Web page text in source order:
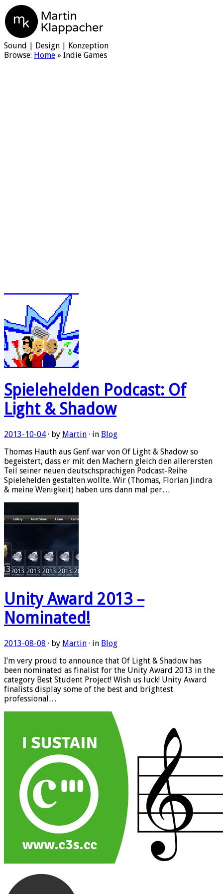
Martin Klappacher
Sound | Design | Konzeption
Browse: Home » Indie Games
Spielehelden Podcast: Of
Light & Shadow
2013-10-04 · by Martin · in Blog
Thomas Hauth aus Genf war von Of Light & Shadow so
begeistert, dass er mit den Machern gleich den allerersten
Teil seiner neuen deutschsprachigen Podcast-Reihe
Spielehelden gestalten wollte. Wir (Thomas, Florian Jindra
& meine Wenigkeit) haben uns dann mal per…
Unity Award 2013 –
Nominated!
2013-08-08 · by Martin · in Blog
I’m very proud to announce that Of Light & Shadow has
been nominated as finalist for the Unity Award 2013 in the
category Best Student Project! Wish us luck! Unity Award
finalists display some of the best and brightest
professional…